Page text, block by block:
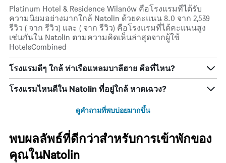
Platinum Hotel & Residence Wilanów คือโรงแรมที่ได้รับ
ความนิยมอย่างมากใกล้ Natolin ด้วยคะแนน 8.0 จาก 2,539
รีวิว ( จาก รีวิว) และ ( จาก รีวิว) คือโรงแรมที่ได้คะแนนสูง
เช่นกันใน Natolin ตามความคิดเห็นล่าสุดจากผู้ใช้
HotelsCombined
โรงแรมดีๆ ใกล้ ท่าเรือแหลมบาลีฮาย คือที่ไหน?
โรงแรมไหนดีใน Natolin ที่อยู่ใกล้ หาดเฉวง?
ดูคำถามที่พบบ่อยมากขึ้น
พบผลลัพธ์ที่ดีกว่าสำหรับการเข้าพักของ
คุณในNatolin